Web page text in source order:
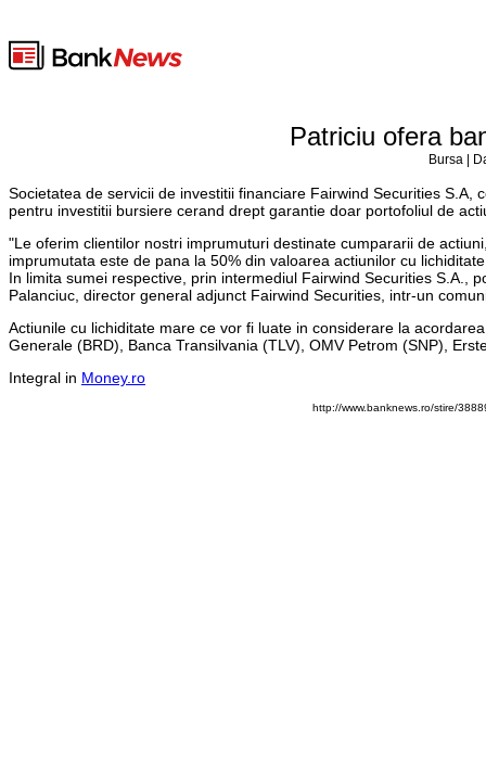
Patriciu ofera
Bursa |
Societatea de servicii de investitii financiare Fairwind Securities
pentru investitii bursiere cerand drept garantie doar portofoliul de
"Le oferim clientilor nostri imprumuturi destinate cumpararii de
imprumutata este de pana la 50% din valoarea actiunilor cu
In limita sumei respective, prin intermediul Fairwind Securities S.A.,
Palanciuc, director general adjunct Fairwind Securities, intr-un
Actiunile cu lichiditate mare ce vor fi luate in considerare la
Generale (BRD), Banca Transilvania (TLV), OMV Petrom (SNP),
Integral in Money.ro
http://www.banknews.ro/stire/